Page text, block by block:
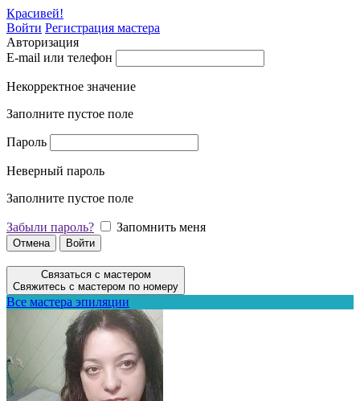
Красивей!
Войти Регистрация мастера
Авторизация
E-mail или телефон
Некорректное значение
Заполните пустое поле
Пароль
Неверный пароль
Заполните пустое поле
Забыли пароль? Запомнить меня
Отмена Войти
Связаться с мастером
Свяжитесь с мастером по номеру
Все мастера эпиляции